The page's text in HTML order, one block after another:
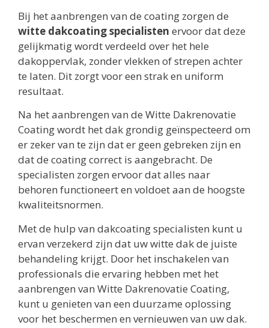
Bij het aanbrengen van de coating zorgen de
witte dakcoating specialisten ervoor dat deze
gelijkmatig wordt verdeeld over het hele
dakoppervlak, zonder vlekken of strepen achter
te laten. Dit zorgt voor een strak en uniform
resultaat.
Na het aanbrengen van de Witte Dakrenovatie
Coating wordt het dak grondig geïnspecteerd om
er zeker van te zijn dat er geen gebreken zijn en
dat de coating correct is aangebracht. De
specialisten zorgen ervoor dat alles naar
behoren functioneert en voldoet aan de hoogste
kwaliteitsnormen.
Met de hulp van dakcoating specialisten kunt u
ervan verzekerd zijn dat uw witte dak de juiste
behandeling krijgt. Door het inschakelen van
professionals die ervaring hebben met het
aanbrengen van Witte Dakrenovatie Coating,
kunt u genieten van een duurzame oplossing
voor het beschermen en vernieuwen van uw dak.